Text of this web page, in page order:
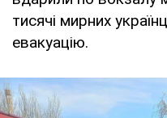
тисячі мирних
евакуацію.